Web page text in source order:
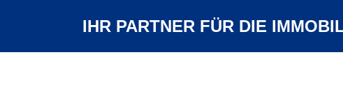
IHR PARTNER FÜR DIE